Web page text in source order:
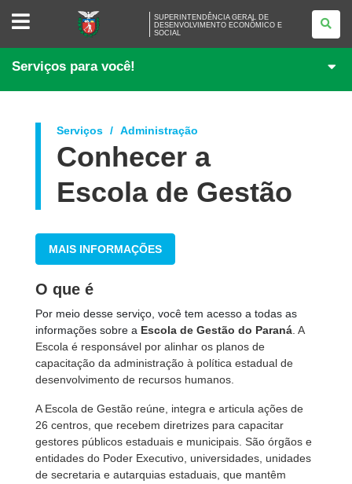
SUPERINTENDÊNCIA
DESENVOLVIMENTO
ECONÔMICO
E
SUPERINTENDÊNCIA GERAL DE
DESENVOLVIMENTO ECONÔMICO E
SOCIAL
Serviços para você!
Serviços Administração
Conhecer a
Escola de Gestão
MAIS INFORMAÇÕES
O que é
Por meio desse serviço, você tem acesso a todas as
informações sobre a Escola de Gestão do Paraná . A
Escola é responsável por alinhar os planos de
capacitação da administração à política estadual de
desenvolvimento de recursos humanos.
A Escola de Gestão reúne, integra e articula ações de
26 centros, que recebem diretrizes para capacitar
gestores públicos estaduais e municipais. São órgãos e
entidades do Poder Executivo, universidades, unidades
de secretaria e autarquias estaduais, que mantêm